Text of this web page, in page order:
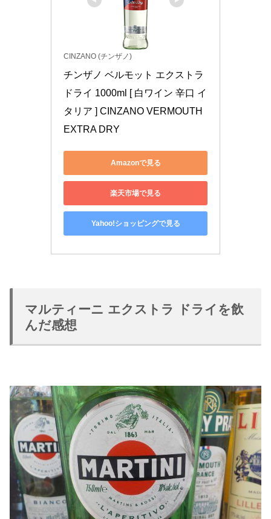
CINZANO (チンザノ)
チンザノ ベルモット エクストラ
ドライ 1000ml [ 白ワイン 辛口 イ
タリア ] CINZANO VERMOUTH
EXTRA DRY
Amazonで見る
楽天市場で見る
Yahoo!ショッピングで見る
マルティーニ エクストラ ドライを飲
んだ感想